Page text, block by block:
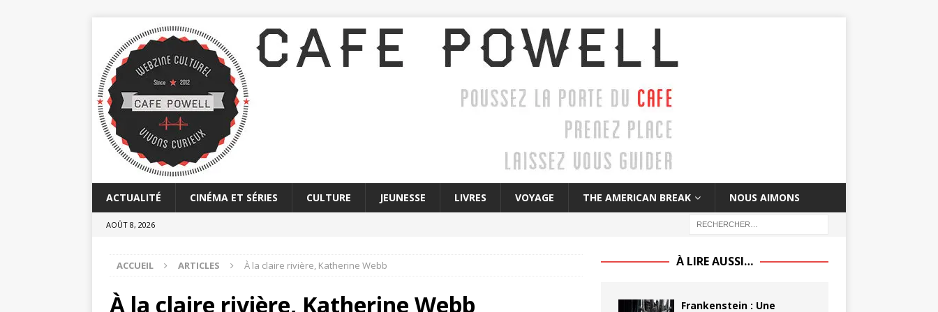
ACTUALITÉ CINÉMA ET SÉRIES CULTURE JEUNESSE LIVRES VOYAGE THE AMERICAN BREAK NOUS AIMONS
AOÛT 8, 2026
ACCUEIL ARTICLES À la claire rivière, Katherine Webb
À la claire rivière, Katherine Webb
À LIRE AUSSI…
Frankenstein : Une